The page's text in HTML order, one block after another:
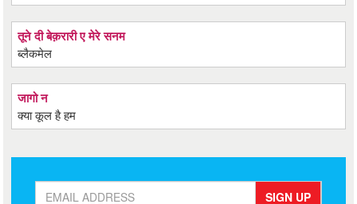
तूने दी बेक़रारी ए मेरे सनम
ब्लैकमेल
जागो न
क्या कूल है हम
SIGN UP